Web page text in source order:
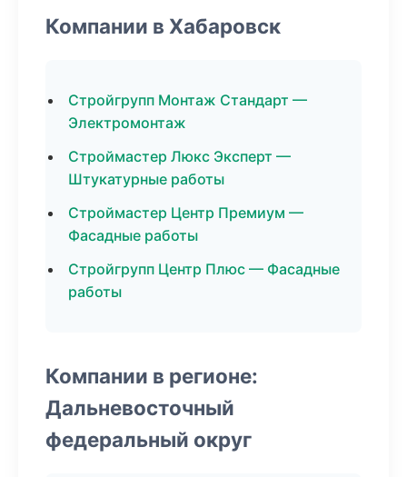
Компании в Хабаровск
Стройгрупп Монтаж Стандарт —
Электромонтаж
Строймастер Люкс Эксперт —
Штукатурные работы
Строймастер Центр Премиум —
Фасадные работы
Стройгрупп Центр Плюс — Фасадные
работы
Компании в регионе:
Дальневосточный
федеральный округ